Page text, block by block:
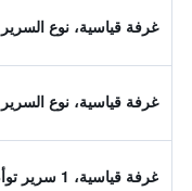
غرفة قياسية، نوع
غرفة قياسية، نوع
غرفة قياسية، 1 سرير توأم